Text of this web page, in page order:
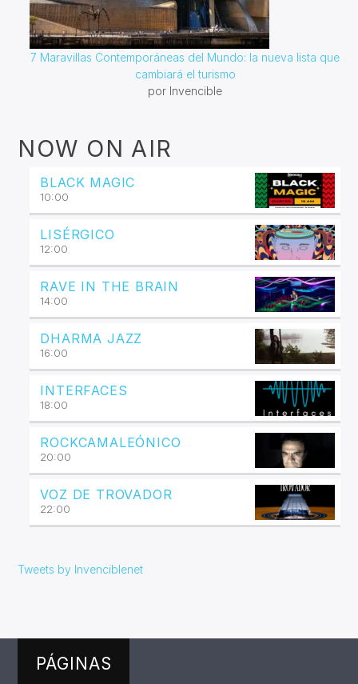
7 Maravillas Contemporáneas del Mundo: la nueva lista que
cambiará el turismo
por Invencible
NOW ON AIR
BLACK MAGIC
10:00
LISÉRGICO
12:00
RAVE IN THE BRAIN
14:00
DHARMA JAZZ
16:00
INTERFACES
18:00
ROCKCAMALEÓNICO
20:00
VOZ DE TROVADOR
22:00
Tweets by Invenciblenet
PÁGINAS